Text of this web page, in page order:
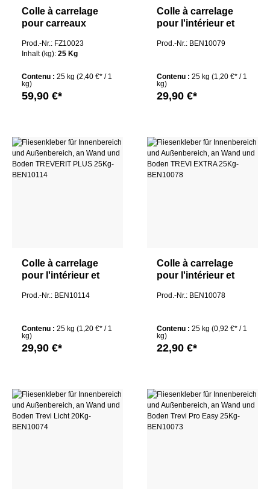
Colle à carrelage
pour carreaux
de sol de Kiesel
ServoStar 4000 Flex
rapide blanc
Prod.-Nr.: FZ10023
Inhalt (kg): 25 Kg
Contenu : 25 kg (2,40 €* / 1
kg)
59,90 €*
Colle à carrelage
pour l'intérieur et
et au sol TREVERIT
Prod.-Nr.: BEN10079
Contenu : 25 kg (1,20 €* / 1
kg)
29,90 €*
Colle à carrelage
pour l'intérieur et
et au sol TREVERIT
Prod.-Nr.: BEN10114
Contenu : 25 kg (1,20 €* / 1
kg)
29,90 €*
Colle à carrelage
pour l'intérieur et
et au sol TREVI
Prod.-Nr.: BEN10078
Contenu : 25 kg (0,92 €* / 1
kg)
22,90 €*